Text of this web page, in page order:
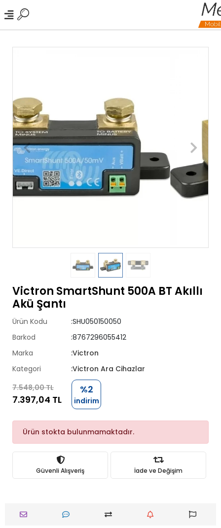
Victron SmartShunt 500A BT Akıllı
Akü Şantı
Ürün Kodu
:SHU050150050
Barkod
:8767296055412
Marka
:Victron
Kategori
:Victron Ara Cihazlar
7.548,00 TL
7.397,04 TL
%2
indirim
Ürün stokta bulunmamaktadır.
Güvenli Alışveriş İade ve Değişim